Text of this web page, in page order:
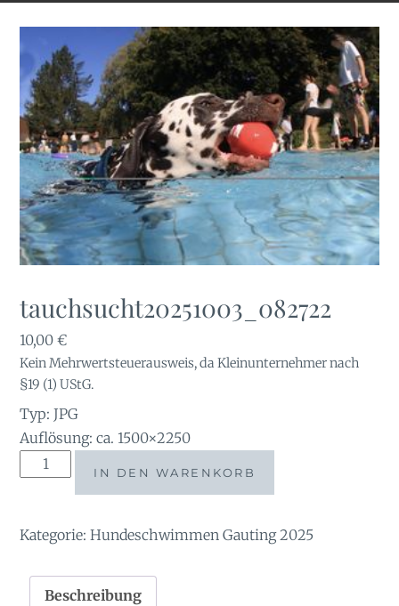
tauchsucht20251003_082722
10,00€
Kein Mehrwertsteuerausweis, da Kleinunternehmer nach
§19 (1) UStG.
Typ: JPG
Auflösung: ca. 1500×2250
tauchsucht20251003_082722
IN DEN WARENKORB
Kategorie:Hundeschwimmen Gauting 2025
Beschreibung